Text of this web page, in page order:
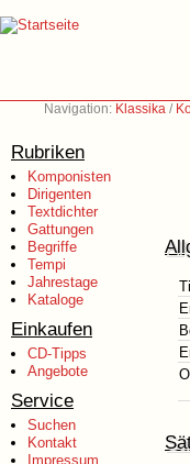
Navigation: Klassika /
Rubriken
Komponisten
Dirigenten
Textdichter
Gattungen
Begriffe
Tempi
Jahrestage
Kataloge
Einkaufen
CD-Tipps
Angebote
Service
Suchen
Kontakt
Impressum